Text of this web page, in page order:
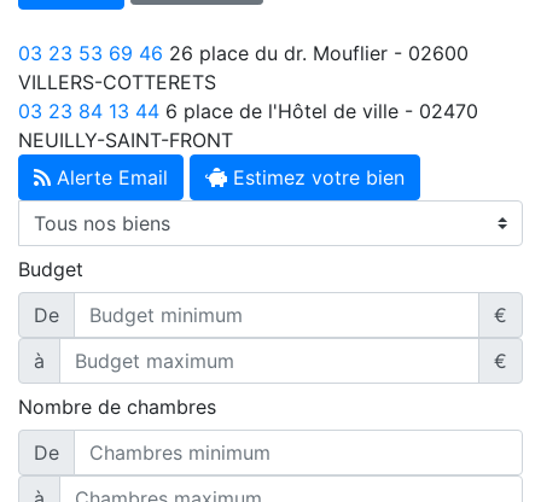
03 23 53 69 46 26 place du dr. Mouflier - 02600
VILLERS-COTTERETS
03 23 84 13 44 6 place de l'Hôtel de ville - 02470
NEUILLY-SAINT-FRONT
Alerte Email
Estimez votre bien
Budget
De
€
à
€
Nombre de chambres
De